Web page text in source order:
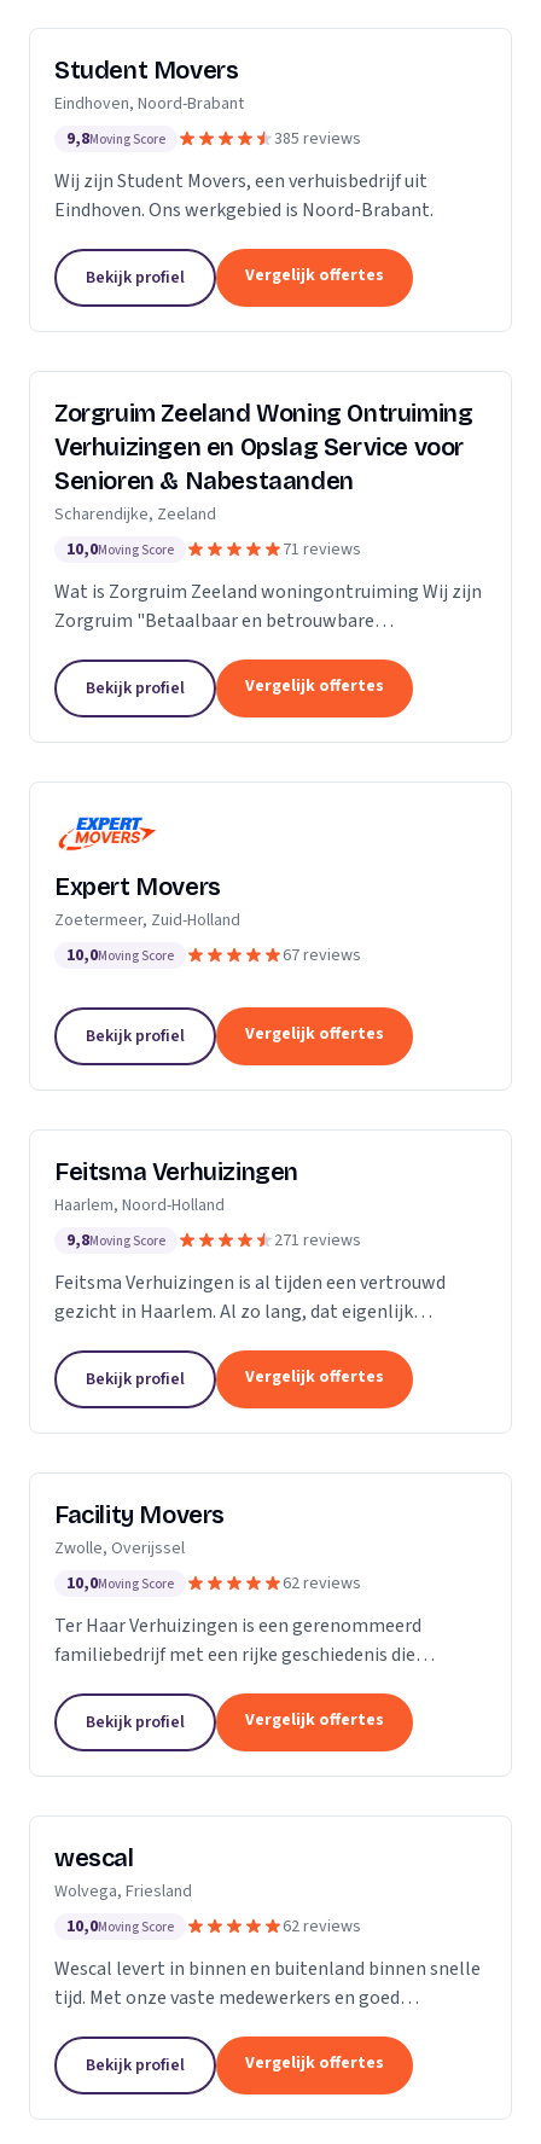
Student Movers
Eindhoven, Noord-Brabant
9,8Moving Score 385 reviews
Wij zijn Student Movers, een verhuisbedrijf uit
Eindhoven. Ons werkgebied is Noord-Brabant.
Bekijk profiel Vergelijk offertes
Zorgruim Zeeland Woning Ontruiming
Verhuizingen en Opslag Service voor
Senioren & Nabestaanden
Scharendijke, Zeeland
10,0Moving Score 71 reviews
Wat is Zorgruim Zeeland woningontruiming Wij zijn
Zorgruim "Betaalbaar en betrouwbare
kleine verhuizingen.” Onze Kwaliteit is namelijk zo
ongelofelijk...
Bekijk profiel Vergelijk offertes
Expert Movers
Zoetermeer, Zuid-Holland
10,0Moving Score 67 reviews
Bekijk profiel Vergelijk offertes
Feitsma Verhuizingen
Haarlem, Noord-Holland
9,8Moving Score 271 reviews
Feitsma Verhuizingen is al tijden een vertrouwd
gezicht in Haarlem. Al zo lang, dat eigenlijk
ooit begonnen is met verhuizen. De eerste
advertenties van...
Bekijk profiel Vergelijk offertes
Facility Movers
Zwolle, Overijssel
10,0Moving Score 62 reviews
Ter Haar Verhuizingen is een gerenommeerd
familiebedrijf met een rijke geschiedenis die
gespecialiseerd in het bieden van naadloze en
zorgeloze verhuisdiensten...
Bekijk profiel Vergelijk offertes
wescal
Wolvega, Friesland
10,0Moving Score 62 reviews
Wescal levert in binnen en buitenland binnen snelle
tijd. Met onze vaste medewerkers en goed
na wat we beloven. Door goede
kwaliteitsvoertuigen te...
Bekijk profiel Vergelijk offertes